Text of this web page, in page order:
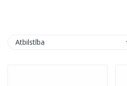
Atbilstība